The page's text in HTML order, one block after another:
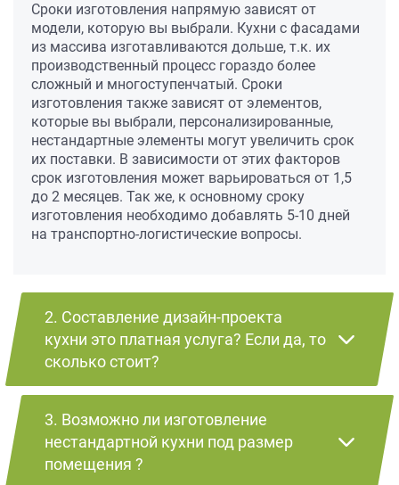
Сроки изготовления напрямую зависят от
модели, которую вы выбрали. Кухни с фасадами
из массива изготавливаются дольше, т.к. их
производственный процесс гораздо более
сложный и многоступенчатый. Сроки
изготовления также зависят от элементов,
которые вы выбрали, персонализированные,
нестандартные элементы могут увеличить срок
их поставки. В зависимости от этих факторов
срок изготовления может варьироваться от 1,5
до 2 месяцев. Так же, к основному сроку
изготовления необходимо добавлять 5-10 дней
на транспортно-логистические вопросы.
2. Составление дизайн-проекта
кухни это платная услуга? Если да, то
сколько стоит?
3. Возможно ли изготовление
нестандартной кухни под размер
помещения ?